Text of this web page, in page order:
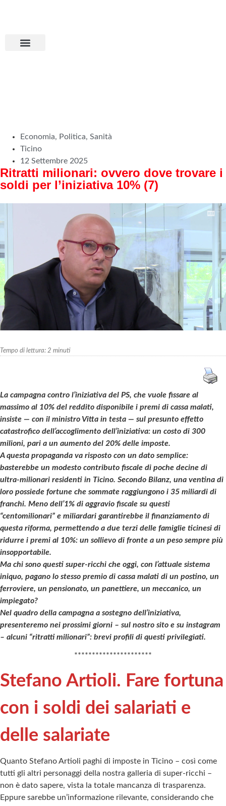
Economia, Politica, Sanità
Ticino
12 Settembre 2025
Ritratti milionari: ovvero dove trovare i
soldi per l’iniziativa 10% (7)
Tempo di lettura: 2 minuti
La campagna contro l’iniziativa del PS, che vuole fissare al
massimo al 10% del reddito disponibile i premi di cassa malati,
insiste — con il ministro Vitta in testa — sul presunto effetto
catastrofico dell’accoglimento dell’iniziativa: un costo di 300
milioni, pari a un aumento del 20% delle imposte.
A questa propaganda va risposto con un dato semplice:
basterebbe un modesto contributo fiscale di poche decine di
ultra-milionari residenti in Ticino. Secondo Bilanz, una ventina di
loro possiede fortune che sommate raggiungono i 35 miliardi di
franchi. Meno dell’1% di aggravio fiscale su questi
“centomilionari” e miliardari garantirebbe il finanziamento di
questa riforma, permettendo a due terzi delle famiglie ticinesi di
ridurre i premi al 10%: un sollievo di fronte a un peso sempre più
insopportabile.
Ma chi sono questi super-ricchi che oggi, con l’attuale sistema
iniquo, pagano lo stesso premio di cassa malati di un postino, un
ferroviere, un pensionato, un panettiere, un meccanico, un
impiegato?
Nel quadro della campagna a sostegno dell’iniziativa,
presenteremo nei prossimi giorni – sul nostro sito e su instagram
– alcuni “ritratti milionari”: brevi profili di questi privilegiati.
**********************
Stefano Artioli. Fare fortuna
con i soldi dei salariati e
delle salariate
Quanto Stefano Artioli paghi di imposte in Ticino – così come
tutti gli altri personaggi della nostra galleria di super-ricchi –
non è dato sapere, vista la totale mancanza di trasparenza.
Eppure sarebbe un’informazione rilevante, considerando che